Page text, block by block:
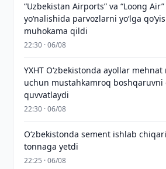
“Uzbekistan Airports” va “Loong Air”
yo‘nalishida parvozlarni yo‘lga
muhokama qildi
22:30 · 06/08
YXHT O‘zbekistonda ayollar
uchun mustahkamroq boshqaruvni
quvvatlaydi
22:30 · 06/08
O‘zbekistonda sement ishlab
tonnaga yetdi
22:25 · 06/08